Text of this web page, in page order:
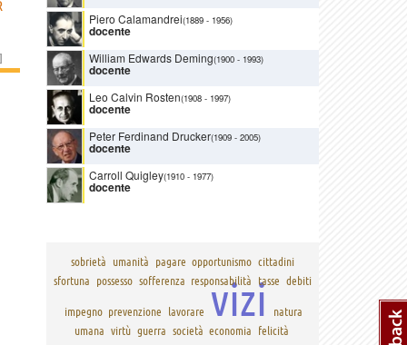
]
Piero Calamandrei(1889 - 1956)
docente
William Edwards Deming(1900 - 1993)
docente
Leo Calvin Rosten(1908 - 1997)
docente
Peter Ferdinand Drucker(1909 - 2005)
docente
Carroll Quigley(1910 - 1977)
docente
sobrietà umanità pagare opportunismo cittadini
sfortuna
possesso sofferenza responsabilità tasse debiti
impegno prevenzione lavorare vizi
natura
umana virtù guerra società economia felicità